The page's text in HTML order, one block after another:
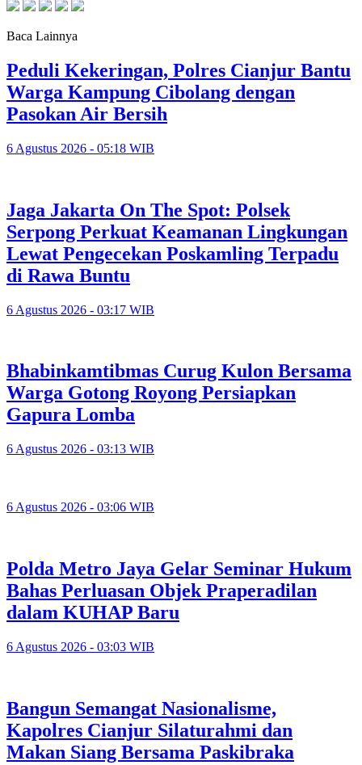
Baca Lainnya
Peduli Kekeringan, Polres Cianjur Bantu
Warga Kampung Cibolang dengan
Pasokan Air Bersih
6 Agustus 2026 - 05:18 WIB
Jaga Jakarta On The Spot: Polsek
Serpong Perkuat Keamanan Lingkungan
Lewat Pengecekan Poskamling Terpadu
di Rawa Buntu
6 Agustus 2026 - 03:17 WIB
Bhabinkamtibmas Curug Kulon Bersama
Warga Gotong Royong Persiapkan
Gapura Lomba
6 Agustus 2026 - 03:13 WIB
6 Agustus 2026 - 03:06 WIB
Polda Metro Jaya Gelar Seminar Hukum
Bahas Perluasan Objek Praperadilan
dalam KUHAP Baru
6 Agustus 2026 - 03:03 WIB
Bangun Semangat Nasionalisme,
Kapolres Cianjur Silaturahmi dan
Makan Siang Bersama Paskibraka